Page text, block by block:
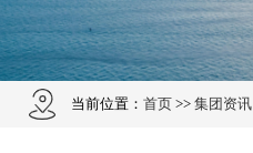
当前位置：首页 >>集团资讯